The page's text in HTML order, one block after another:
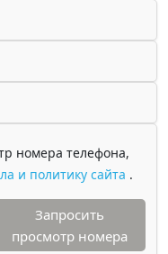
номера телефона,
и политику сайта .
Запросить
просмотр номера